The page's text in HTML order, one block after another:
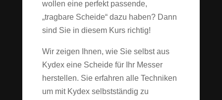
wollen eine perfekt passende,
„tragbare Scheide“ dazu haben? Dann
sind Sie in diesem Kurs richtig!
Wir zeigen Ihnen, wie Sie selbst aus
Kydex eine Scheide für Ihr Messer
herstellen. Sie erfahren alle Techniken
um mit Kydex selbstständig zu